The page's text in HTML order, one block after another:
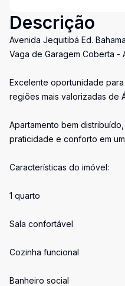
Descrição
Avenida Jequitibá Ed.
Vaga de Garagem Coberta -
Excelente oportunidade
regiões mais valorizadas de
Apartamento bem
praticidade e conforto em
Características do imóvel:
1 quarto
Sala confortável
Cozinha funcional
Banheiro social